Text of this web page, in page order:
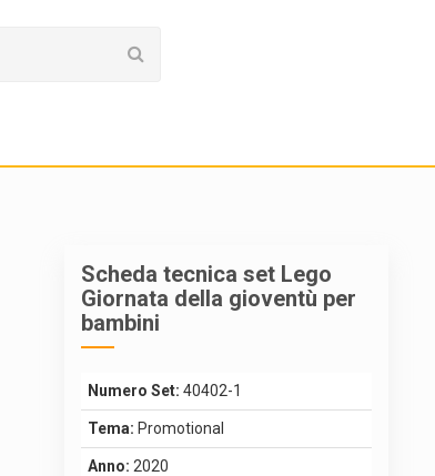
Scheda tecnica set Lego
Giornata della gioventù per
bambini
Numero Set: 40402-1
Tema: Promotional
Anno: 2020